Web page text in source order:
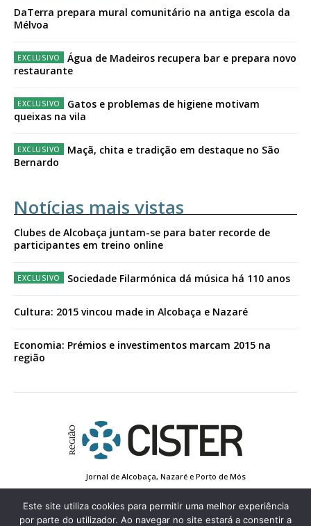
DaTerra prepara mural comunitário na antiga escola da
Mélvoa
Água de Madeiros recupera bar e prepara novo
restaurante
Gatos e problemas de higiene motivam
queixas na vila
Maçã, chita e tradição em destaque no São
Bernardo
Notícias mais vistas
Clubes de Alcobaça juntam-se para bater recorde de
participantes em treino online
Sociedade Filarmónica dá música há 110 anos
Cultura: 2015 vincou made in Alcobaça e Nazaré
Economia: Prémios e investimentos marcam 2015 na
região
Jornal de Alcobaça, Nazaré e Porto de Mós
Estatuto Editorial
Contactos
Política de Privacidade
Conta de Registo
Edição Impressa
Este site utiliza cookies para permitir uma melhor experiência
por parte do utilizador. Ao navegar no site estará a consentir a